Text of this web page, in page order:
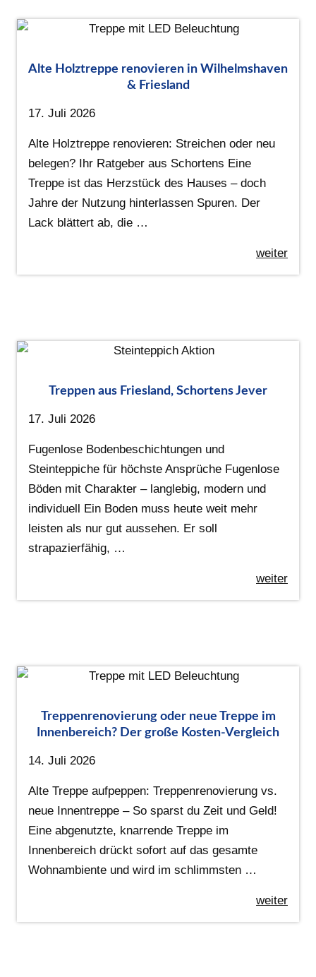
Alte Holztreppe renovieren in Wilhelmshaven
& Friesland
17. Juli 2026
Alte Holztreppe renovieren: Streichen oder neu
belegen? Ihr Ratgeber aus Schortens Eine
Treppe ist das Herzstück des Hauses – doch
Jahre der Nutzung hinterlassen Spuren. Der
Lack blättert ab, die …
weiter
Treppen aus Friesland, Schortens Jever
17. Juli 2026
Fugenlose Bodenbeschichtungen und
Steinteppiche für höchste Ansprüche Fugenlose
Böden mit Charakter – langlebig, modern und
individuell Ein Boden muss heute weit mehr
leisten als nur gut aussehen. Er soll
strapazierfähig, …
weiter
Treppenrenovierung oder neue Treppe im
Innenbereich? Der große Kosten-Vergleich
14. Juli 2026
Alte Treppe aufpeppen: Treppenrenovierung vs.
neue Innentreppe – So sparst du Zeit und Geld!
Eine abgenutzte, knarrende Treppe im
Innenbereich drückt sofort auf das gesamte
Wohnambiente und wird im schlimmsten …
weiter